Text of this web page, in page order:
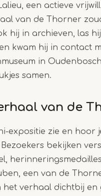
een actieve
van de Thorner
hij in archieven, las
kwam hij in contact
in
samen.
van de
expositie zie en
bekijken
een van de
het verhaal dichtbij en